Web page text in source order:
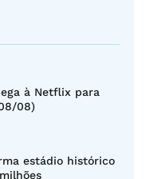
à Netflix para
08)
estádio histórico